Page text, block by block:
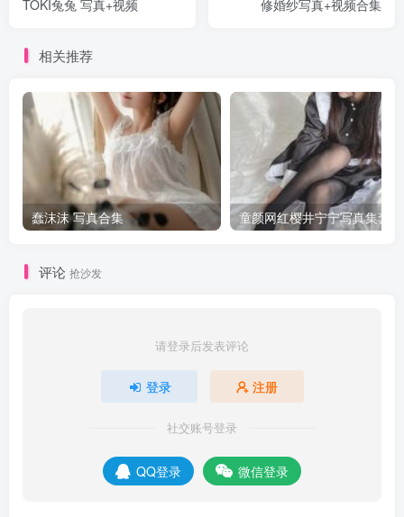
TOKI兔兔 写真+视频 修婚纱写真+视频合集
相关推荐
蠢沫沫 写真合集 童颜网红樱井宁宁写真集套图
评论 抢沙发
请登录后发表评论
登录 注册
社交账号登录
QQ登录 微信登录